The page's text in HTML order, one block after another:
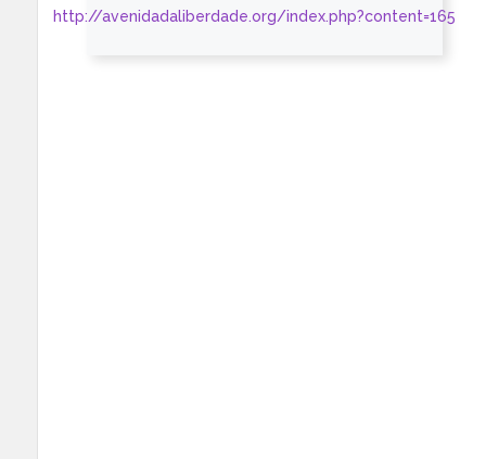
http://avenidadaliberdade.org/index.php?content=165